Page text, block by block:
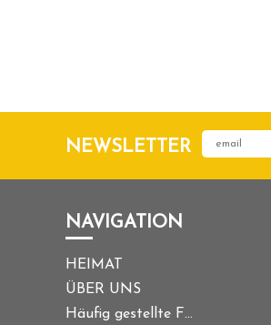
NAVIGATION
HEIMAT
ÜBER UNS
Häufig gestellte Fragen